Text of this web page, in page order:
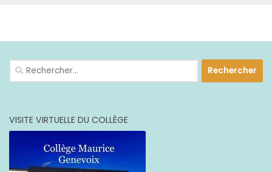
Rechercher :
VISITE VIRTUELLE DU COLLÈGE